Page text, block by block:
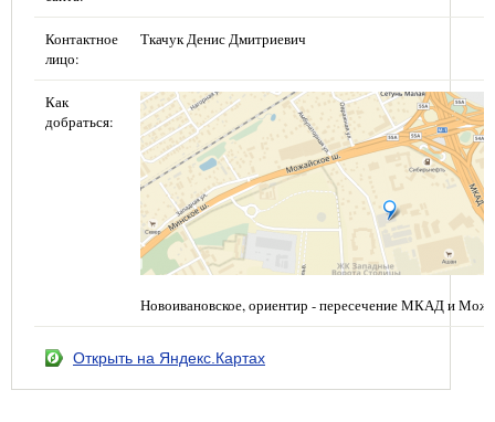
Контактное
лицо:
Ткачук Денис Дмитриевич
Как
добраться:
Новоивановское, ориентир - пересечение МКАД и
Открыть на Яндекс.Картах